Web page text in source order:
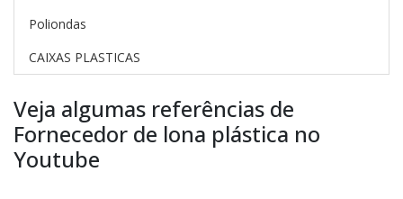
Poliondas
CAIXAS PLASTICAS
Veja algumas referências de
Fornecedor de lona plástica no
Youtube